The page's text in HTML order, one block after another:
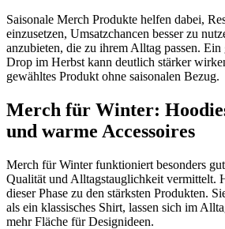
Saisonale Merch Produkte helfen dabei,
einzusetzen, Umsatzchancen besser zu
anzubieten, die zu ihrem Alltag passen.
Drop im Herbst kann deutlich stärker
gewähltes Produkt ohne saisonalen Bezug.
Merch für Winter:
und warme Accessoires
Merch für Winter funktioniert besonders
Qualität und Alltagstauglichkeit vermittelt.
dieser Phase zu den stärksten Produkten.
als ein klassisches Shirt, lassen sich im
mehr Fläche für Designideen.